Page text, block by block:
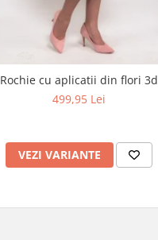
Rochie cu aplicatii din flori 3d
499,95 Lei
VEZI VARIANTE